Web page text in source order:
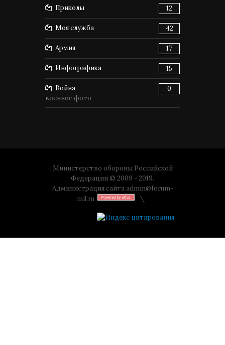
Приколы 12
Моя служба 42
Армия 17
Инфографика 15
Война
0
военное фото
Министерство обороны Российской
Федерации © 2009 - 2019.
Администрация сайта admin@forum-
mil.ru